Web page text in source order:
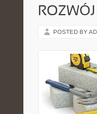
POSTED BY